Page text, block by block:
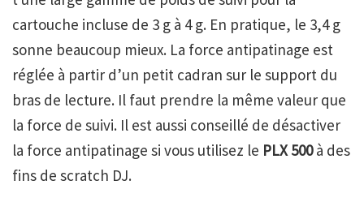
cartouche incluse de 3 g à 4 g. En pratique, le 3,4 g
sonne beaucoup mieux. La force antipatinage est
réglée à partir d’un petit cadran sur le support du
bras de lecture. Il faut prendre la même valeur que
la force de suivi. Il est aussi conseillé de désactiver
la force antipatinage si vous utilisez le PLX 500à des
fins de scratch DJ.